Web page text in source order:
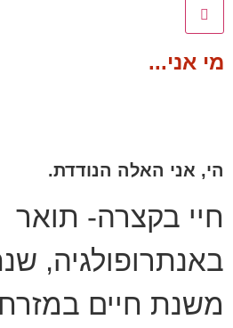
מי אני...
הי, אני האלה הנודדת.
חיי בקצרה- תואר
באנתרופולגיה,
משנת חיים